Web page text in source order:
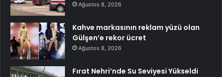
Ağustos 8, 2026
Kahve markasının reklam yüzü olan
Gülşen’e rekor ücret
Ağustos 8, 2026
Fırat Nehri’nde Su Seviyesi Yükseldi